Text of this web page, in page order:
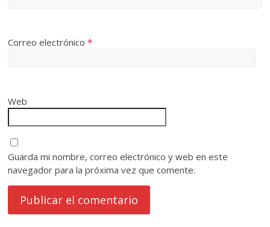
Correo electrónico*
Web
Guarda mi nombre, correo electrónico y web en este
navegador para la próxima vez que comente.